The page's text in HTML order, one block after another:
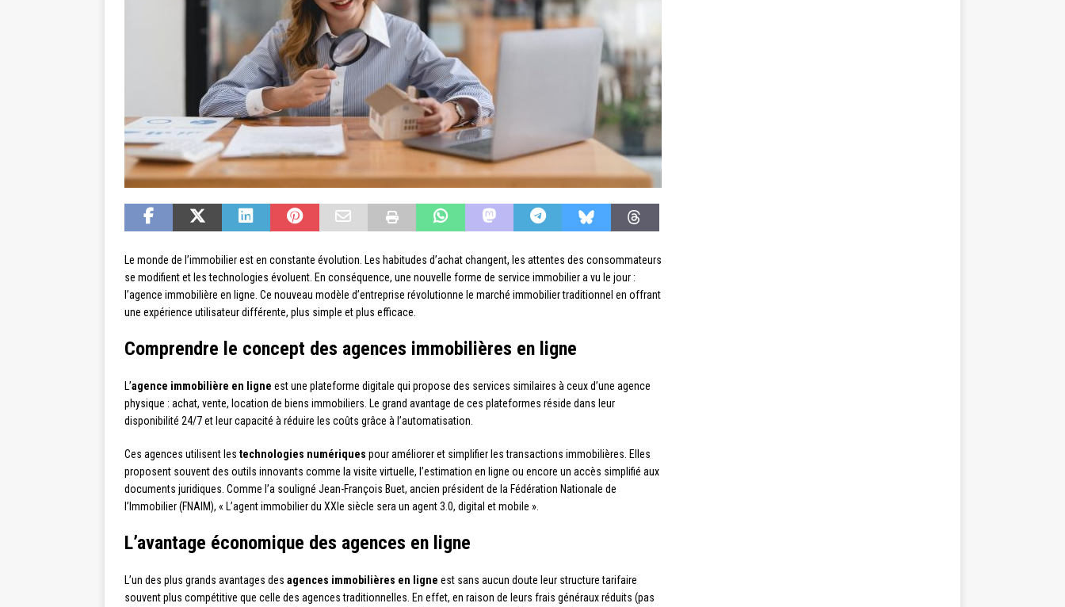
Le monde de l’immobilier est en constante évolution. Les habitudes d’achat changent, les attentes des consommateurs
se modifient et les technologies évoluent. En conséquence, une nouvelle forme de service immobilier a vu le jour :
l’agence immobilière en ligne. Ce nouveau modèle d’entreprise révolutionne le marché immobilier traditionnel en offrant
une expérience utilisateur différente, plus simple et plus efficace.
Comprendre le concept des agences immobilières en ligne
L’agence immobilière en ligne est une plateforme digitale qui propose des services similaires à ceux d’une agence
physique : achat, vente, location de biens immobiliers. Le grand avantage de ces plateformes réside dans leur
disponibilité 24/7 et leur capacité à réduire les coûts grâce à l’automatisation.
Ces agences utilisent les technologies numériques pour améliorer et simplifier les transactions immobilières. Elles
proposent souvent des outils innovants comme la visite virtuelle, l’estimation en ligne ou encore un accès simplifié aux
documents juridiques. Comme l’a souligné Jean-François Buet, ancien président de la Fédération Nationale de
l’Immobilier (FNAIM), « L’agent immobilier du XXIe siècle sera un agent 3.0, digital et mobile ».
L’avantage économique des agences en ligne
L’un des plus grands avantages des agences immobilières en ligne est sans aucun doute leur structure tarifaire
souvent plus compétitive que celle des agences traditionnelles. En effet, en raison de leurs frais généraux réduits (pas